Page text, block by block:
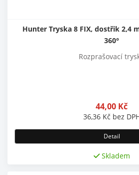
Hunter Tryska 8 FIX, dostřik 2,4
360°
Rozprašovací
44,00 Kč
36,36 Kč bez
Detail
Skladem